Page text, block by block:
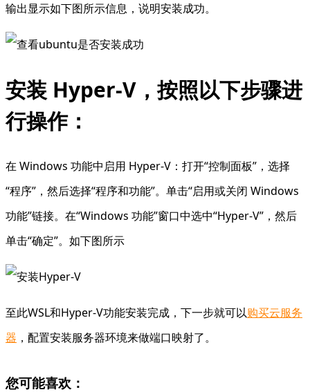
输出显示如下图所示信息，说明安装成功。
安装 Hyper-V，按照以下步骤进
行操作：
在 Windows 功能中启用 Hyper-V：打开“控制面板”，选择
“程序”，然后选择“程序和功能”。单击“启用或关闭 Windows
功能”链接。在“Windows 功能”窗口中选中“Hyper-V”，然后
单击“确定”。如下图所示
至此WSL和Hyper-V功能安装完成，下一步就可以购买云服务
器 ，配置安装服务器环境来做端口映射了。
您可能喜欢：